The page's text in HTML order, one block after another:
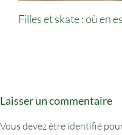
Filles et skate : où en
Laisser un commentaire
Vous devez être identifié